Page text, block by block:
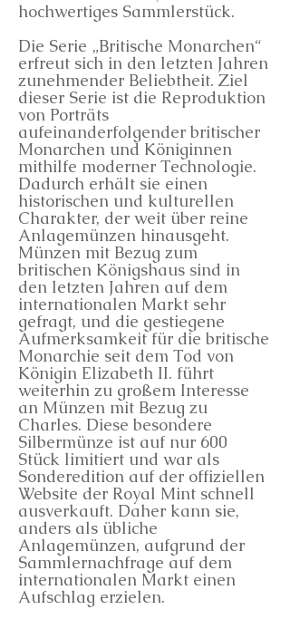
hochwertiges Sammlerstück.
Die Serie „Britische Monarchen“
erfreut sich in den letzten Jahren
zunehmender Beliebtheit. Ziel
dieser Serie ist die Reproduktion
von Porträts
aufeinanderfolgender britischer
Monarchen und Königinnen
mithilfe moderner Technologie.
Dadurch erhält sie einen
historischen und kulturellen
Charakter, der weit über reine
Anlagemünzen hinausgeht.
Münzen mit Bezug zum
britischen Königshaus sind in
den letzten Jahren auf dem
internationalen Markt sehr
gefragt, und die gestiegene
Aufmerksamkeit für die britische
Monarchie seit dem Tod von
Königin Elizabeth II. führt
weiterhin zu großem Interesse
an Münzen mit Bezug zu
Charles. Diese besondere
Silbermünze ist auf nur 600
Stück limitiert und war als
Sonderedition auf der offiziellen
Website der Royal Mint schnell
ausverkauft. Daher kann sie,
anders als übliche
Anlagemünzen, aufgrund der
Sammlernachfrage auf dem
internationalen Markt einen
Aufschlag erzielen.